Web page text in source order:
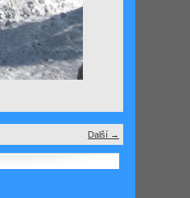
Další →